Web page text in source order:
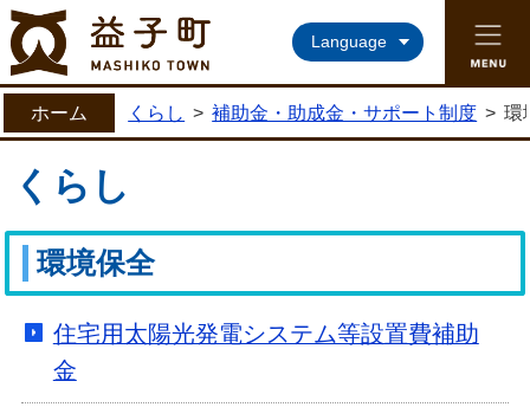
益子町ホームページ
Language
ホーム くらし > 補助金・助成金・サポート制度 > 環
くらし
環境保全
住宅用太陽光発電システム等設置費補助
金